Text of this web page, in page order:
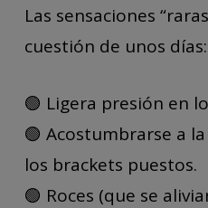
Las sensaciones
cuestión de unos días:
🟢 Ligera presión en
🟢 Acostumbrarse a
los brackets puestos.
🟢 Roces (que se